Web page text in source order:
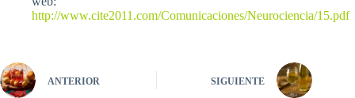
http://www.cite2011.com/Comunicaciones/Neurociencia/15.pdf
ANTERIOR SIGUIENTE